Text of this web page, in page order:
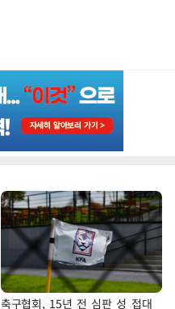
축구협회, 15년 전 심판 성 접대